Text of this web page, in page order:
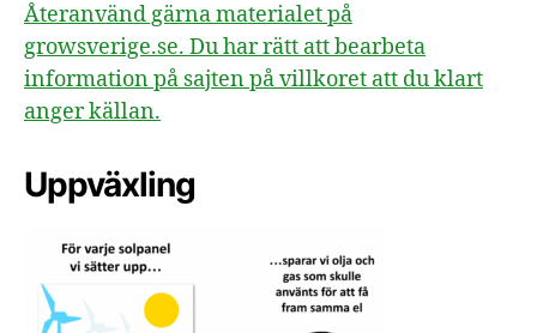
Återanvänd gärna materialet på
growsverige.se. Du har rätt att bearbeta
information på sajten på villkoret att du klart
anger källan.
Uppväxling